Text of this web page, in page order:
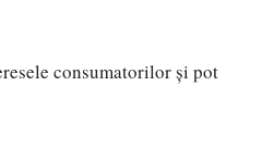
consumatorilor și pot